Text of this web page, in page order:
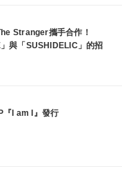
Stranger攜手合作！
與「SUSHIDELIC」的招
『I am I』發行